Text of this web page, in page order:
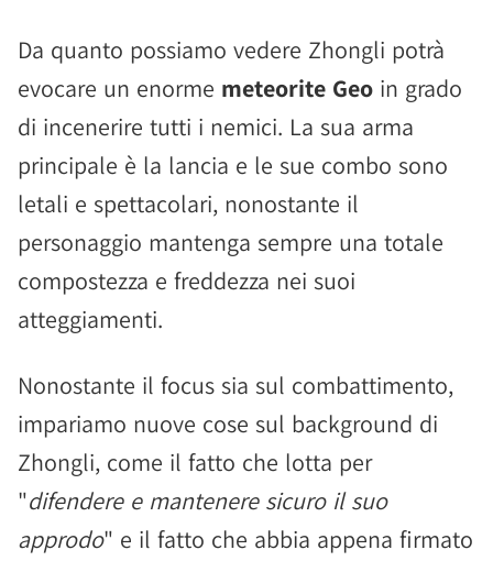
Da quanto possiamo vedere Zhongli potrà
evocare un enorme meteorite Geo in grado
di incenerire tutti i nemici. La sua arma
principale è la lancia e le sue combo sono
letali e spettacolari, nonostante il
personaggio mantenga sempre una totale
compostezza e freddezza nei suoi
atteggiamenti.
Nonostante il focus sia sul combattimento,
impariamo nuove cose sul background di
Zhongli, come il fatto che lotta per
"difendere e mantenere sicuro il suo
approdo" e il fatto che abbia appena firmato